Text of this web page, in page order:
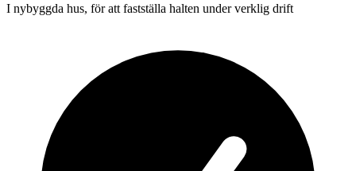
I nybyggda hus, för att fastställa halten under verklig drift